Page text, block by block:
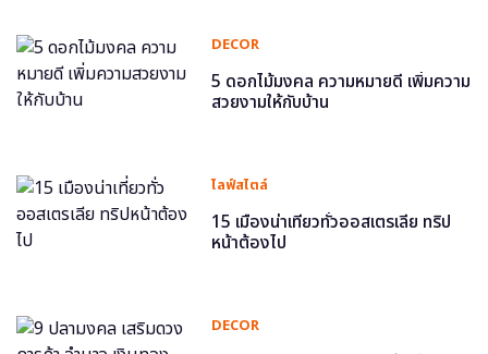
DECOR
5 ดอกไม้มงคล ความหมายดี เพิ่มความ
สวยงามให้กับบ้าน
ไลฟ์สไตล์
15 เมืองน่าเที่ยวทั่วออสเตรเลีย ทริป
หน้าต้องไป
DECOR